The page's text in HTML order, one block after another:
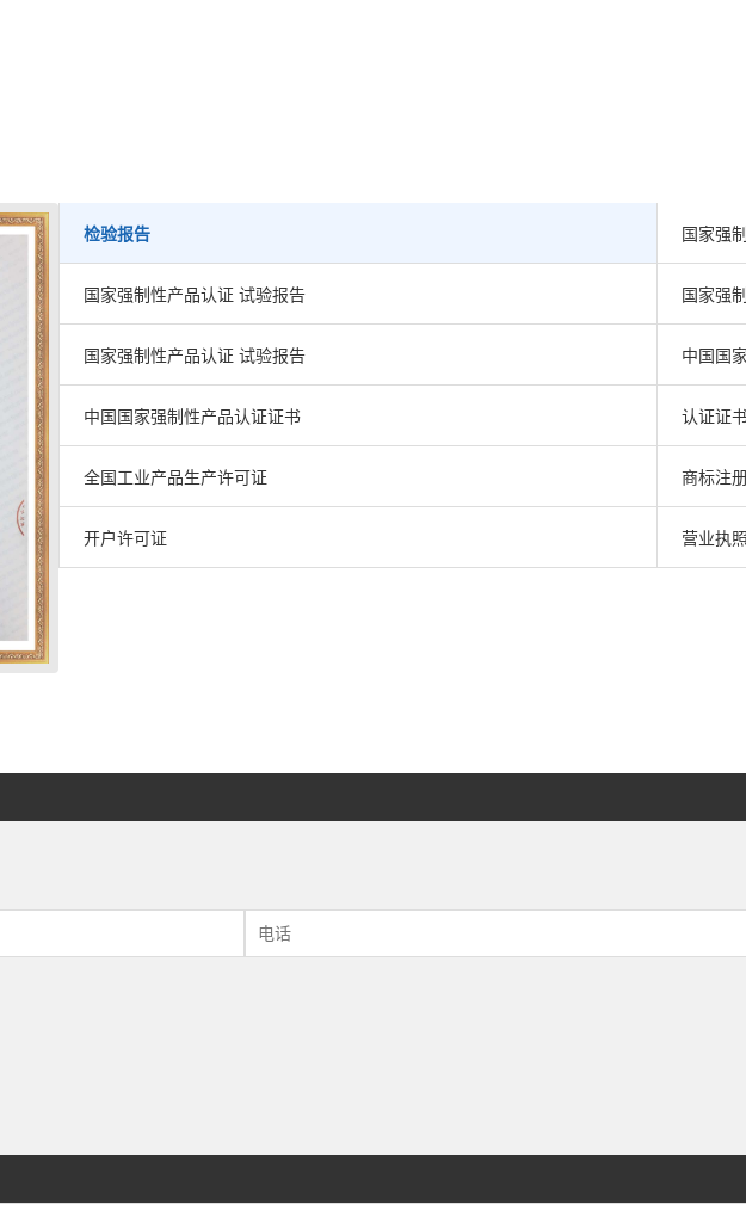
检验报告 国家强
国家强制性产品认证 试验报告 国家强
国家强制性产品认证 试验报告 中国国
中国国家强制性产品认证证书 认证证
全国工业产品生产许可证 商标注
开户许可证 营业执